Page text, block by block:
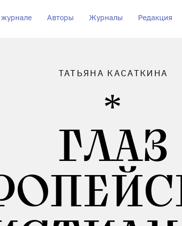
Авторы Журналы Редакция
ТАТЬЯНА КАСАТКИНА
ГЛАЗ